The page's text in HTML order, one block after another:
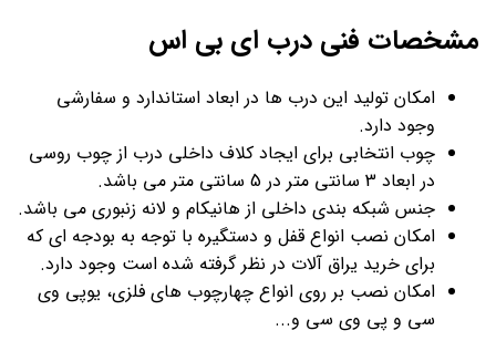
مشخصات فنی درب ای بی اس
امکان تولید این درب ها در ابعاد استاندارد و سفارشی
وجود دارد.
چوب انتخابی برای ایجاد کلاف داخلی درب از چوب روسی
در ابعاد 3 سانتی متر در 5 سانتی متر می باشد.
جنس شبکه بندی داخلی از هانیکام و لانه زنبوری می باشد.
امکان نصب انواع قفل و دستگیره با توجه به بودجه ای که
برای خرید یراق آلات در نظر گرفته شده است وجود دارد.
امکان نصب بر روی انواع چهارچوب های فلزی، یوپی وی
سی و پی وی سی و...